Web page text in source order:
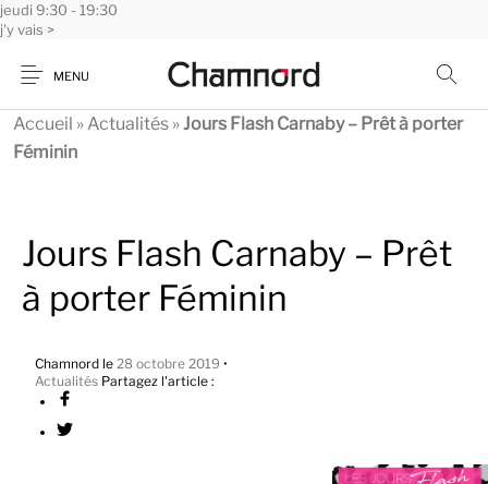
jeudi 9:30 - 19:30
j'y vais >
MENU
Accueil » Actualités »Jours Flash Carnaby – Prêt à porter
Féminin
Jours Flash Carnaby – Prêt
à porter Féminin
Chamnord le 28 octobre 2019 •
Actualités Partagez l'article :
Panneau de gestion des cookies